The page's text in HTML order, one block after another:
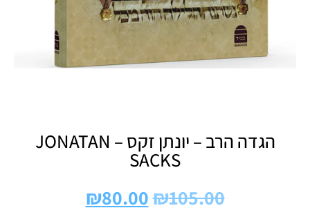
הגדה הרב – יונתן זקס – JONATAN
SACKS
₪105.00
₪80.00